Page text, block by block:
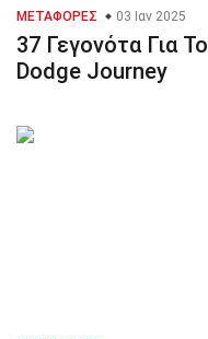
ΜΕΤΑΦΟΡΈΣ 03 Ιαν 2025
37 Γεγονότα Για Το
Dodge Journey